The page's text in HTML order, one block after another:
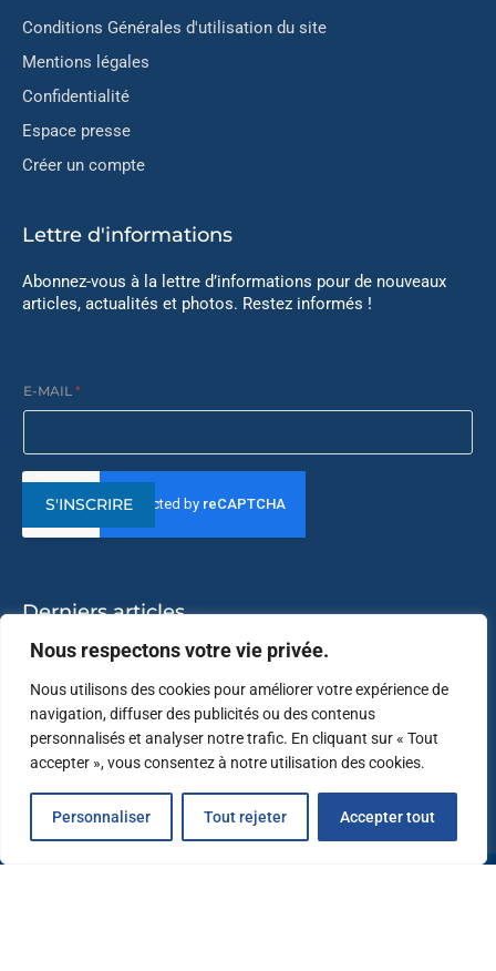
Nous respectons votre vie privée.
Nous utilisons des cookies pour améliorer votre expérience de
navigation, diffuser des publicités ou des contenus
personnalisés et analyser notre trafic. En cliquant sur « Tout
accepter », vous consentez à notre utilisation des cookies.
Personnaliser Tout rejeter Accepter tout
Conditions Générales d'utilisation du site
Mentions légales
Confidentialité
Espace presse
Créer un compte
Lettre d'informations
Abonnez-vous à la lettre d’informations pour de nouveaux
articles, actualités et photos. Restez informés !
E-MAIL *
S'INSCRIRE
Derniers articles
L’Immersive Aventure vous ouvre ses portes
Création du « Yacht Club Jacques Coupet »
En route pour le Blue Tech Show 2024